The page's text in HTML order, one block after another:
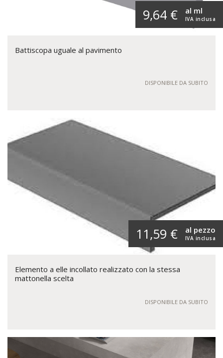
9,64 € IVA inclusa
al ml
Battiscopa uguale al pavimento
DISPONIBILE DA SUBITO
11,59 € IVA inclusa
al pezzo
Elemento a elle incollato realizzato con la stessa
mattonella scelta
DISPONIBILE DA SUBITO